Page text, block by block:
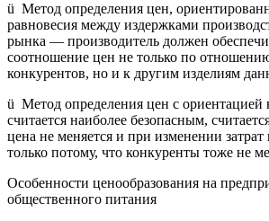
ü Метод определения цен,
равновесия между издержками
рынка — производитель должен
соотношение цен не только по
конкурентов, но и к другим изделиям
ü Метод определения цен с
считается наиболее безопасным,
цена не меняется и при изменении затрат
только потому, что конкуренты тоже не
Особенности ценообразования на
общественного питания